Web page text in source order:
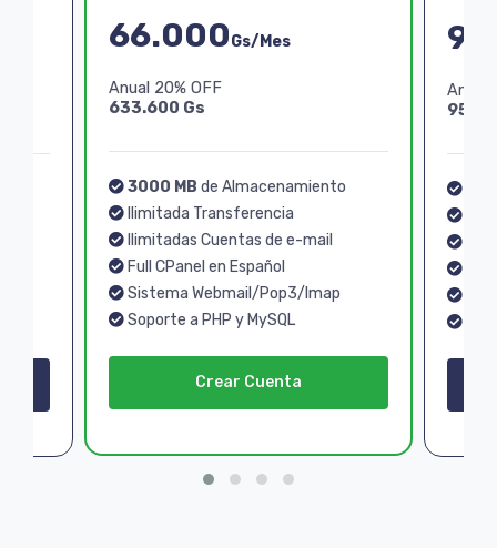
66.000Gs/Mes
Anual 20% OFF
633.600 Gs
3000 MB de Almacenamiento
Ilimitada Transferencia
Ilimitadas Cuentas de e-mail
Full CPanel en Español
Sistema Webmail/Pop3/Imap
Soporte a PHP y MySQL
Crear Cuenta
Anual